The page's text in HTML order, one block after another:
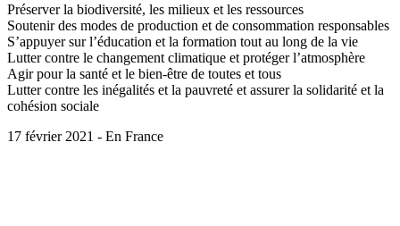
Préserver la biodiversité, les milieux et les ressources
Soutenir des modes de production et de consommation responsables
S’appuyer sur l’éducation et la formation tout au long de la vie
Lutter contre le changement climatique et protéger l’atmosphère
Agir pour la santé et le bien-être de toutes et tous
Lutter contre les inégalités et la pauvreté et assurer la solidarité et la
cohésion sociale
17 février 2021 - En France